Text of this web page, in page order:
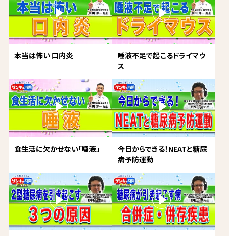
本当は怖い 口内炎
唾液不足で起こるドライマウ
ス
食生活に欠かせない「唾液」
今日からできる！NEATと糖尿
病予防運動